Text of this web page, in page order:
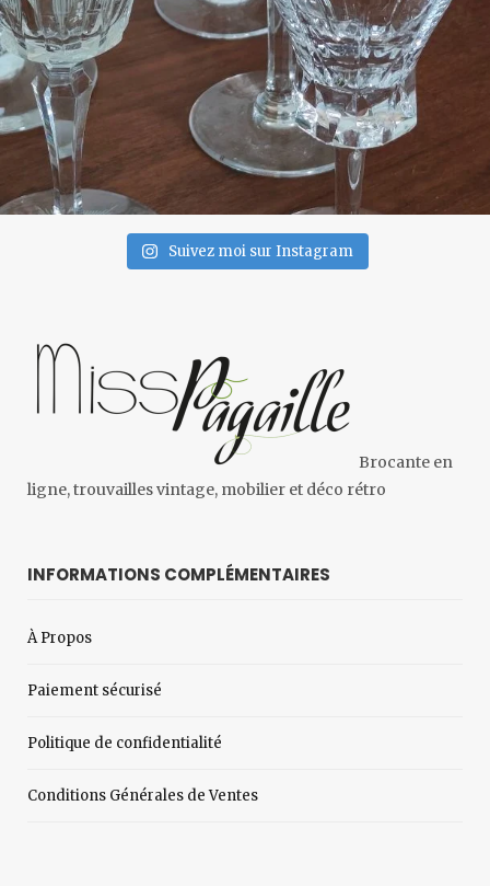
Suivez moi sur Instagram
Brocante en
ligne, trouvailles vintage, mobilier et déco rétro
INFORMATIONS COMPLÉMENTAIRES
À Propos
Paiement sécurisé
Politique de confidentialité
Conditions Générales de Ventes